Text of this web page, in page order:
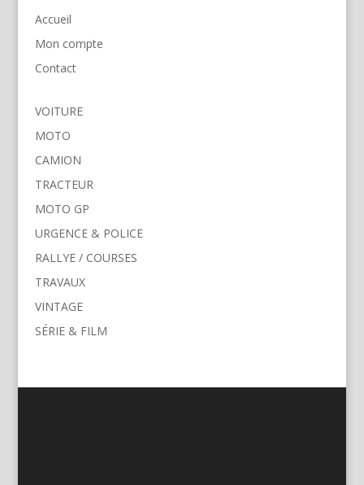
Accueil
Mon compte
Contact
VOITURE
MOTO
CAMION
TRACTEUR
MOTO GP
URGENCE & POLICE
RALLYE / COURSES
TRAVAUX
VINTAGE
SÉRIE & FILM